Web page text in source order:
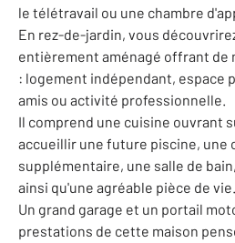
le télétravail ou une chambre
En rez-de-jardin, vous
entièrement aménagé offrant de
: logement indépendant, espace
amis ou activité professionnelle.
Il comprend une cuisine ouvrant
accueillir une future piscine, une
supplémentaire, une salle de
ainsi qu'une agréable pièce de vie.
Un grand garage et un portail
prestations de cette maison